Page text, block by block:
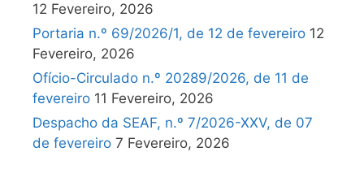
12 Fevereiro, 2026
Portaria n.º 69/2026/1, de 12 de fevereiro 12
Fevereiro, 2026
Ofício-Circulado n.º 20289/2026, de 11 de
fevereiro 11 Fevereiro, 2026
Despacho da SEAF, n.º 7/2026-XXV, de 07
de fevereiro 7 Fevereiro, 2026